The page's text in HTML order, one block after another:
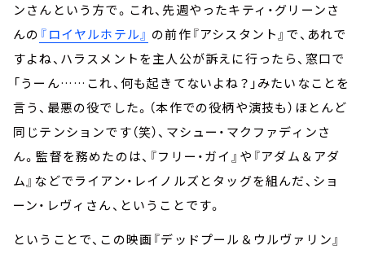
ンさんという方で。これ、先週やったキティ・グリーンさ
んの 『ロイヤルホテル』 の前作『アシスタント』で、あれで
すよね、ハラスメントを主人公が訴えに行ったら、窓口で
「うーん……これ、何も起きてないよね？」みたいなことを
言う、最悪の役でした。（本作での役柄や演技も）ほとんど
同じテンションです（笑）、マシュー・マクファディンさ
ん。監督を務めたのは、『フリー・ガイ』や『アダム＆アダ
ム』などでライアン・レイノルズとタッグを組んだ、ショ
ーン・レヴィさん、ということです。
ということで、この映画『デッドプール＆ウルヴァリン』